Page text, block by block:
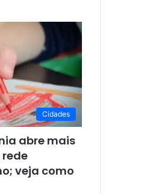
Cidades
abre mais
rede
veja como